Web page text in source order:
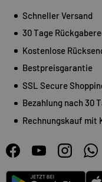
Schneller Versand
30 Tage
Kostenlose
Bestpreisgarantie
SSL Secure
Bezahlung nach 30
Rechnungskauf mit
FacebookYouTubeInstagram